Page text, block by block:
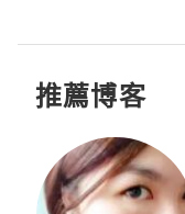
推薦博客